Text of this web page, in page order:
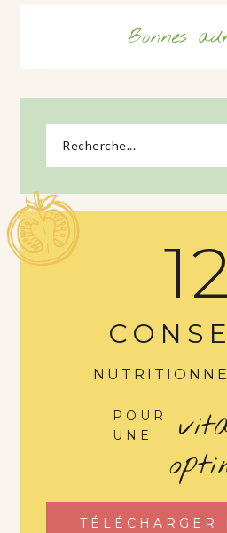
Bonnes
12
POUR
UNE
TÉLÉCHARGER